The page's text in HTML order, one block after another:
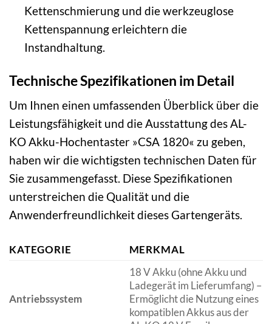
Kettenschmierung und die werkzeuglose
Kettenspannung erleichtern die
Instandhaltung.
Technische Spezifikationen im Detail
Um Ihnen einen umfassenden Überblick über die
Leistungsfähigkeit und die Ausstattung des AL-
KO Akku-Hochentaster »CSA 1820« zu geben,
haben wir die wichtigsten technischen Daten für
Sie zusammengefasst. Diese Spezifikationen
unterstreichen die Qualität und die
Anwenderfreundlichkeit dieses Gartengeräts.
KATEGORIE MERKMAL
Antriebssystem
18 V Akku (ohne Akku und
Ladegerät im Lieferumfang) –
Ermöglicht die Nutzung eines
kompatiblen Akkus aus der